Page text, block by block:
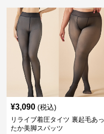
¥3,090 (税込)
リライブ着圧タイツ 裏起毛あっ
たか美脚スパッツ